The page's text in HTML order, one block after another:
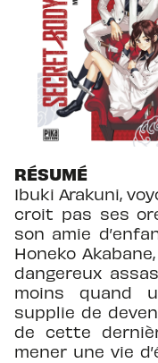
RÉSUMÉ
Ibuki Arakuni,
croit pas ses
son amie
Honeko
dangereux
moins quand
supplie de
de cette
mener une vie